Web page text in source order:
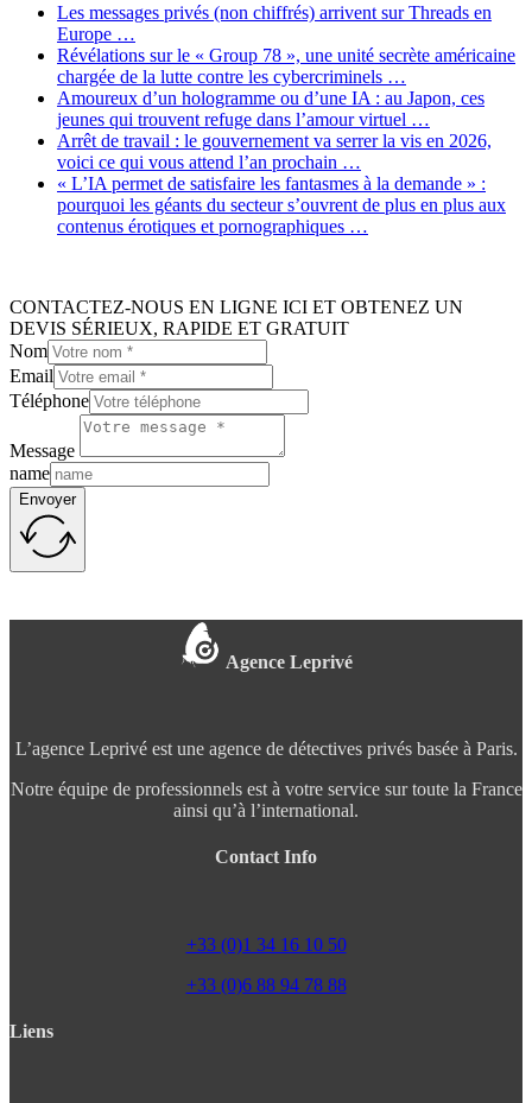
Les messages privés (non chiffrés) arrivent sur Threads en
Europe …
Révélations sur le « Group 78 », une unité secrète américaine
chargée de la lutte contre les cybercriminels …
Amoureux d’un hologramme ou d’une IA : au Japon, ces
jeunes qui trouvent refuge dans l’amour virtuel …
Arrêt de travail : le gouvernement va serrer la vis en 2026,
voici ce qui vous attend l’an prochain …
« L’IA permet de satisfaire les fantasmes à la demande » :
pourquoi les géants du secteur s’ouvrent de plus en plus aux
contenus érotiques et pornographiques …
CONTACTEZ-NOUS EN LIGNE ICI ET OBTENEZ UN
DEVIS SÉRIEUX, RAPIDE ET GRATUIT
Nom
Email
Téléphone
Message
name
Envoyer
Agence Leprivé
L’agence Leprivé est une agence de détectives privés basée à Paris.
Notre équipe de professionnels est à votre service sur toute la France
ainsi qu’à l’international.
Contact Info
+33 (0)1 34 16 10 50
+33 (0)6 88 94 78 88
Liens